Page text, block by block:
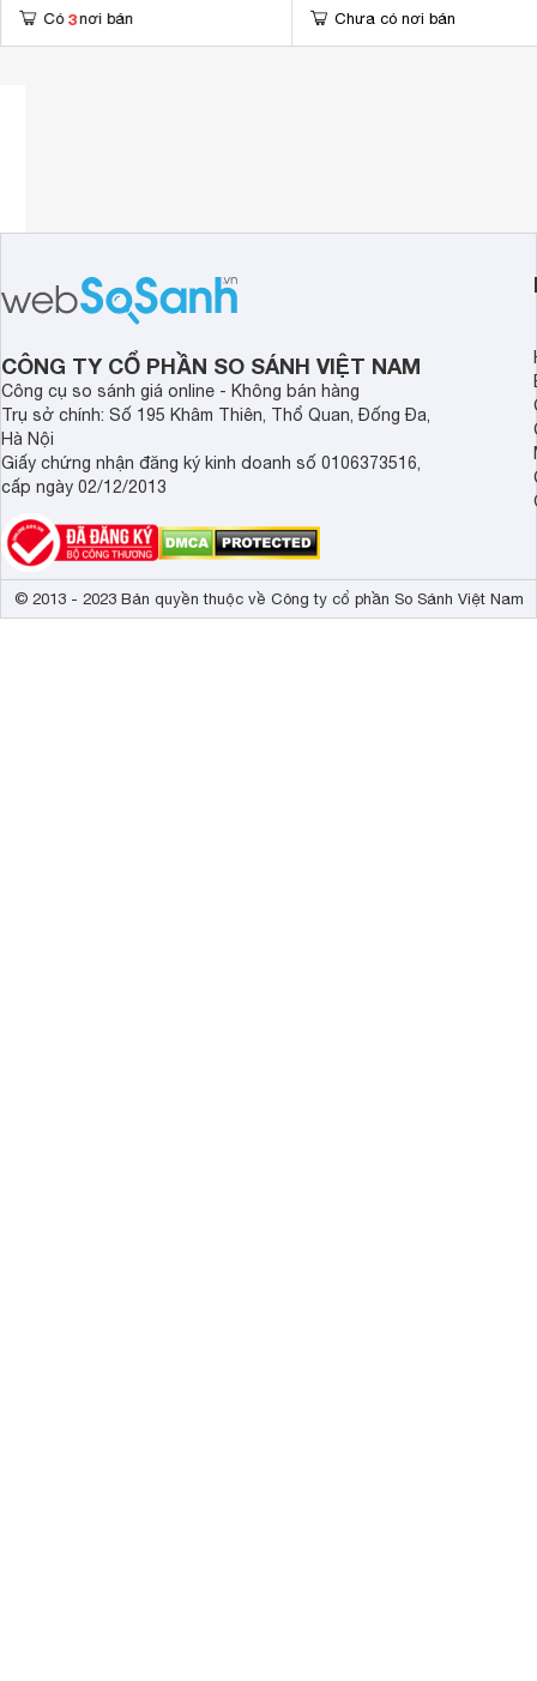
Khoang chứa bụi có dung tích 900ml
Khoang chứa bụi có dung tích 900ml, dễ dàng làm sạch
dùng quan sát bụi bẩn đã được hút vào, từ đó thấy rõ hiệu
Có 3 nơi bán Chưa có nơi bán
CÔNG TY CỔ PHẦN SO SÁNH VIỆT NAM
Công cụ so sánh giá online - Không bán hàng
Trụ sở chính: Số 195 Khâm Thiên, Thổ Quan, Đống Đa,
Hà Nội
Giấy chứng nhận đăng ký kinh doanh số 0106373516,
cấp ngày 02/12/2013
© 2013 - 2023 Bản quyền thuộc về Công ty cổ phần So Sánh Việt Nam